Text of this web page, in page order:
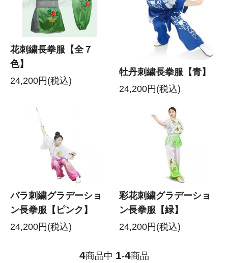
花刺繍長拳服【全７
色】
24,200円(税込)
牡丹刺繍長拳服【青】
24,200円(税込)
バラ刺繍グラデーショ
ン長拳服【ピンク】
24,200円(税込)
彩花刺繍グラデーショ
ン長拳服【緑】
24,200円(税込)
4商品中 1-4商品